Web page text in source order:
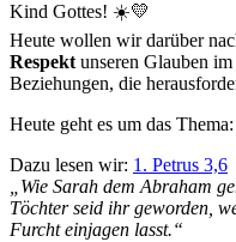
Kind Gottes! ☀️💛
Heute wollen wir darüber
Respekt unseren Glauben
Beziehungen, die
Heute geht es um das Thema:
Dazu lesen wir: 1. Petrus 3,6
„Wie Sarah dem Abraham
Töchter seid ihr geworden,
Furcht einjagen lasst.“